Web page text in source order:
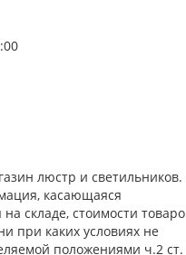
люстр и светильников.
касающаяся
складе, стоимости
при каких условиях не
положениями ч.2 ст.